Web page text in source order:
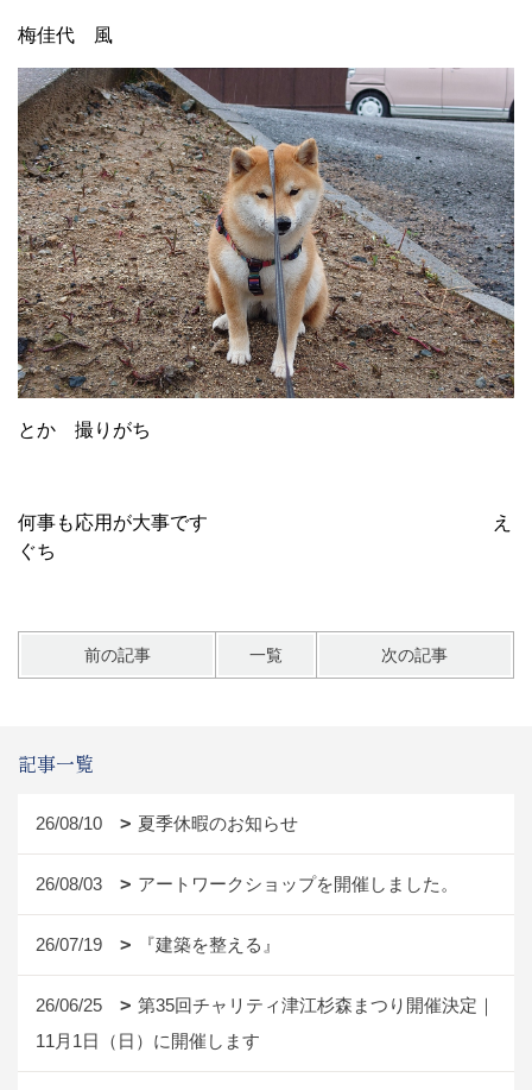
梅佳代 風
とか 撮りがち
何事も応用が大事です え
ぐち
前の記事 一覧 次の記事
記事一覧
26/08/10 夏季休暇のお知らせ
26/08/03 アートワークショップを開催しました。
26/07/19 『建築を整える』
26/06/25
第35回チャリティ津江杉森まつり開催決定｜
11月1日（日）に開催します